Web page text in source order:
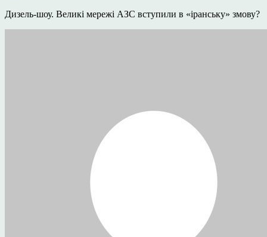
Дизель-шоу. Великі мережі АЗС вступили в «іранську» змову?